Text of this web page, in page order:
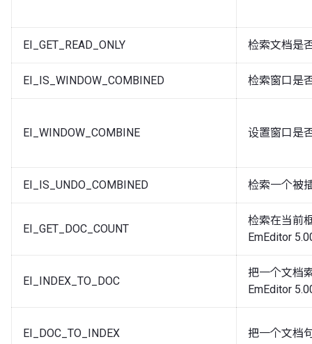
EI_GET_READ_ONLY 检索文档是
EI_IS_WINDOW_COMBINED 检索窗口是
EI_WINDOW_COMBINE 设置窗口是
EI_IS_UNDO_COMBINED 检索一个被
EI_GET_DOC_COUNT
检索在当前
EmEditor
EI_INDEX_TO_DOC
把一个文档
EmEditor
EI_DOC_TO_INDEX 把一个文档